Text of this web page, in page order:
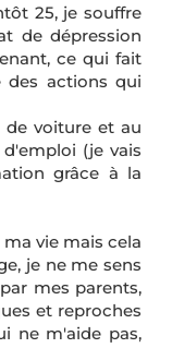
25, je souffre
de dépression
ce qui fait
des actions qui
voiture et au
(je vais
grâce à la
vie mais cela
je ne me sens
mes parents,
et reproches
ne m'aide pas,